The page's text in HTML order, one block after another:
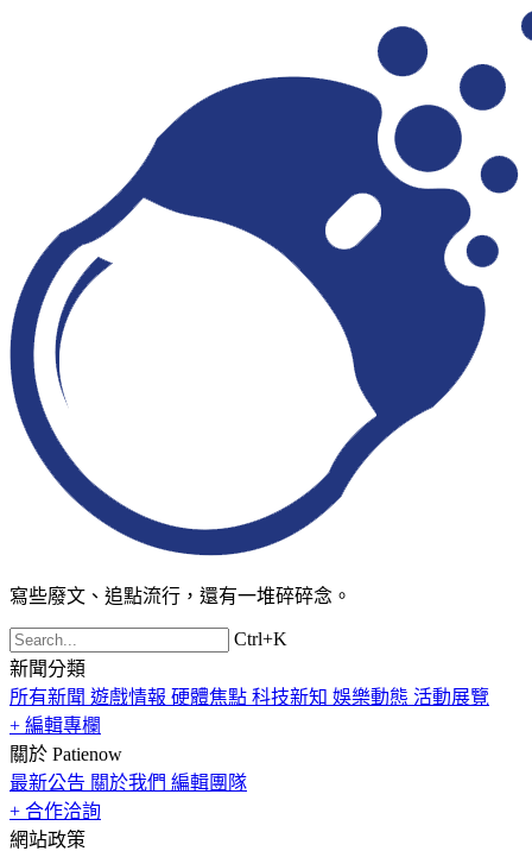
寫些廢文、追點流行，還有一堆碎碎念。
Ctrl+K
新聞分類
所有新聞 遊戲情報 硬體焦點 科技新知 娛樂動態 活動展覽
+ 編輯專欄
關於 Patienow
最新公告 關於我們 編輯團隊
+ 合作洽詢
網站政策